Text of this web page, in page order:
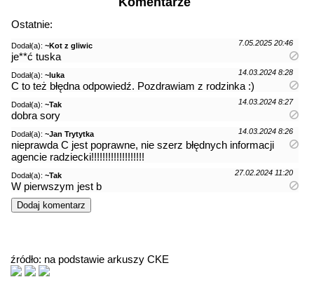
Ostatnie:
7.05.2025 20:46
Dodał(a): ~Kot z gliwic
je**ć tuska
14.03.2024 8:28
Dodał(a): ~luka
C to też błędna odpowiedź. Pozdrawiam z rodzinka :)
14.03.2024 8:27
Dodał(a): ~Tak
dobra sory
14.03.2024 8:26
Dodał(a): ~Jan Trytytka
nieprawda C jest poprawne, nie szerz błędnych informacji
agencie radziecki!!!!!!!!!!!!!!!!!!!
27.02.2024 11:20
Dodał(a): ~Tak
W pierwszym jest b
źródło: na podstawie arkuszy CKE